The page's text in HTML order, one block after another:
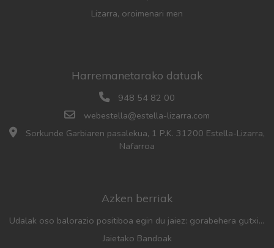
Lizarra, oroimenari men
Harremanetarako datuak
948 54 82 00
webestella@estella-lizarra.com
Sorkunde Garbiaren pasalekua, 1 P.K. 31200 Estella-Lizarra,
Nafarroa
Azken berriak
Udalak oso balorazio positiboa egin du jaiez: gorabehera gutxiago, parte-hartze handia eta aurreko urteetan baino jende gehiago
Jaietako Bandoak